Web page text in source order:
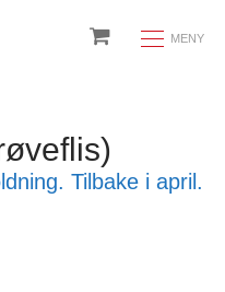
Tilbake i april.